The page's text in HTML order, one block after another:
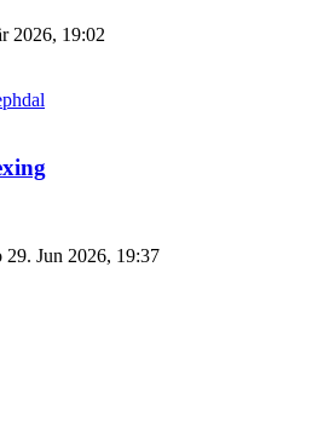
2026, 19:02
29. Jun 2026, 19:37